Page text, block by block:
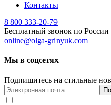
Контакты
8 800 333-20-79
Бесплатный звонок по России
online@olga-grinyuk.com
Мы в соцсетях
Подпишитесь на стильные